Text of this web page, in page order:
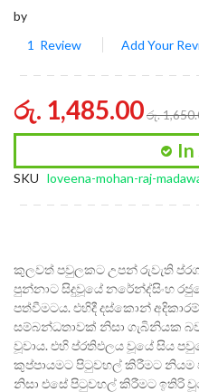
by
1 Review Add Your
රු. 1,485.00රු.
In
SKU loveena-mohan-raj-
කුලවත් පවුලකට උපන් රුවැති
පුන්නාට සිදුවූයේ නරේන්ද්සිංහ
පත්වීමටය. එහිදී දස්කොන්
සම්බන්ධතාවක් නිසා ගැබිනියක
වූවාය. එහි ප්රතිඵලය වූයේ සිය
කුප්පායමට පිටුවහල් කිරීමට නියම
නිසා එසේ පිටුවහල් කිරීමට ඉතිරි